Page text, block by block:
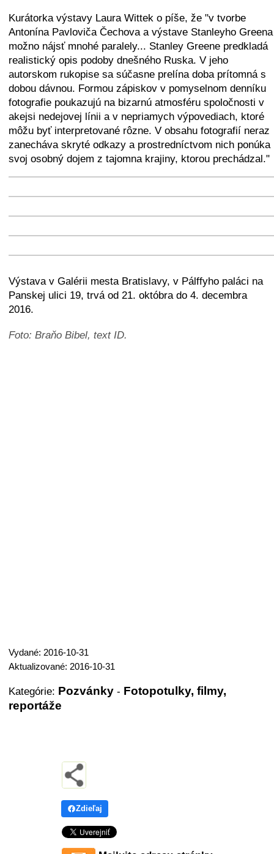
Kurátorka výstavy Laura Wittek o píše, že "v tvorbe
Antonína Pavloviča Čechova a výstave Stanleyho Greena
možno nájsť mnohé paralely... Stanley Greene predkladá
realistický opis podoby dnešného Ruska. V jeho
autorskom rukopise sa súčasne prelína doba prítomná s
dobou dávnou. Formou zápiskov v pomyselnom denníku
fotografie poukazujú na bizarnú atmosféru spoločnosti v
akejsi nedejovej línii a v nepriamych výpovediach, ktoré
môžu byť interpretované rôzne. V obsahu fotografií neraz
zanecháva skryté odkazy a prostredníctvom nich ponúka
svoj osobný dojem z tajomna krajiny, ktorou prechádzal."
+ −
⛶
+
−
⛶
+
−
⛶
+
−
⛶
+
− ⛶
Výstava v Galérii mesta Bratislavy, v Pálffyho paláci na
Panskej ulici 19, trvá od 21. októbra do 4. decembra
2016.
Foto: Braňo Bibel, text ID.
Vydané: 2016-10-31
Aktualizované: 2016-10-31
Kategórie: Pozvánky - Fotopotulky, filmy,
reportáže
Zdieľaj